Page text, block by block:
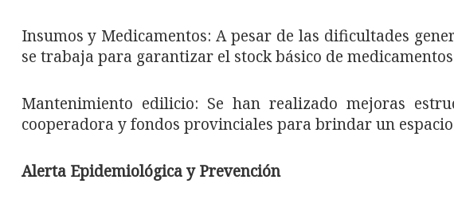
Insumos y Medicamentos: A pesar de las dificultades
se trabaja para garantizar el stock básico de
Mantenimiento edilicio: Se han realizado mejoras
cooperadora y fondos provinciales para brindar un
Alerta Epidemiológica y Prevención